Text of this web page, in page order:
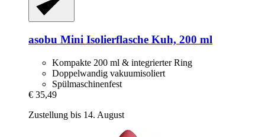
asobu Mini Isolierflasche Kuh, 200 ml
Kompakte 200 ml & integrierter Ring
Doppelwandig vakuumisoliert
Spülmaschinenfest
€ 35,49
Zustellung bis 14. August